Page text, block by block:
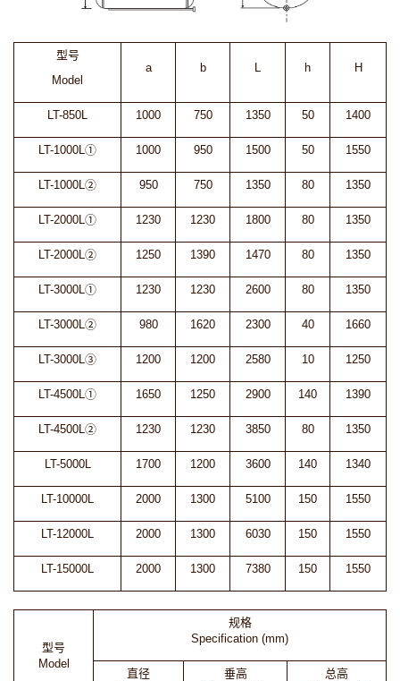
型号
Model
a b h H
LT-850L 1000 750 1350 50 1400
LT-1000L① 1000 950 1500 50 1550
LT-1000L② 950 750 1350 80 1350
LT-2000L① 1230 1230 1800 80 1350
LT-2000L② 1250 1390 1470 80 1350
LT-3000L① 1230 1230 2600 80 1350
LT-3000L② 980 1620 2300 40 1660
LT-3000L③ 1200 1200 2580 10 1250
LT-4500L① 1650 1250 2900 140 1390
LT-4500L② 1230 1230 3850 80 1350
LT-5000L 1700 1200 3600 140 1340
LT-10000L 2000 1300 5100 150 1550
LT-12000L 2000 1300 6030 150 1550
LT-15000L 2000 1300 7380 150 1550
型号
Model
规格
Specification (mm)
直径
垂高
总高